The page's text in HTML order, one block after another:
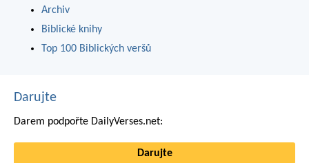
Archiv
Biblické knihy
Top 100 Biblických veršů
Darujte
Darem podpořte DailyVerses.net:
Darujte